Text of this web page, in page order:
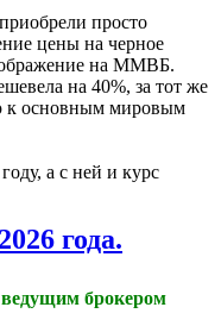
просто
цены на черное
на ММВБ.
на 40%, за тот же
к основным мировым
а с ней и курс
года.
брокером